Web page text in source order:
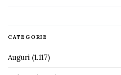
CATEGORIE
Auguri (1.117)